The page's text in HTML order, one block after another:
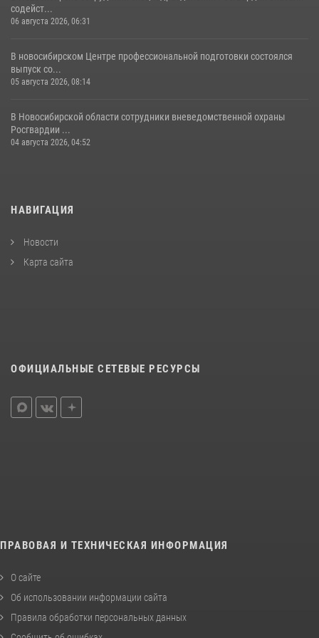
содейст...
06 августа 2026, 06:31
В новосибирском Центре профессиональной подготовки состоялся
выпуск со...
05 августа 2026, 08:14
В Новосибирской области сотрудники вневедомственной охраны
Росгвардии ...
04 августа 2026, 04:52
НАВИГАЦИЯ
Новости
Карта сайта
ОФИЦИАЛЬНЫЕ СЕТЕВЫЕ РЕСУРСЫ
ПРАВОВАЯ И ТЕХНИЧЕСКАЯ ИНФОРМАЦИЯ
О сайте
Об использовании информации сайта
Правила обработки персональных данных